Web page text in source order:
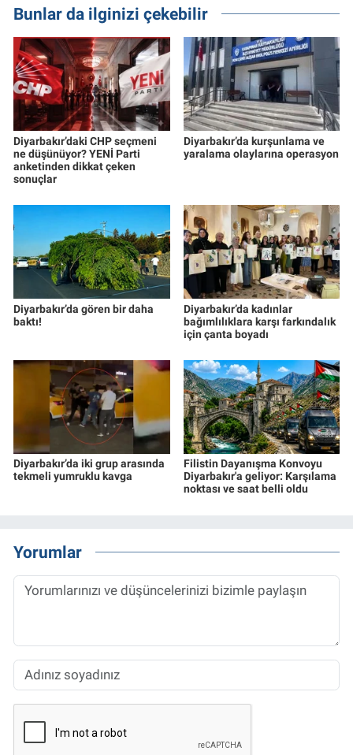
Bunlar da ilginizi çekebilir
Diyarbakır’daki CHP seçmeni
ne düşünüyor? YENİ Parti
anketinden dikkat çeken
sonuçlar
Diyarbakır’da kurşunlama ve
yaralama olaylarına operasyon
Diyarbakır’da gören bir daha
baktı!
Diyarbakır’da kadınlar
bağımlılıklara karşı farkındalık
için çanta boyadı
Diyarbakır’da iki grup arasında
tekmeli yumruklu kavga
Filistin Dayanışma Konvoyu
Diyarbakır'a geliyor: Karşılama
noktası ve saat belli oldu
Yorumlar